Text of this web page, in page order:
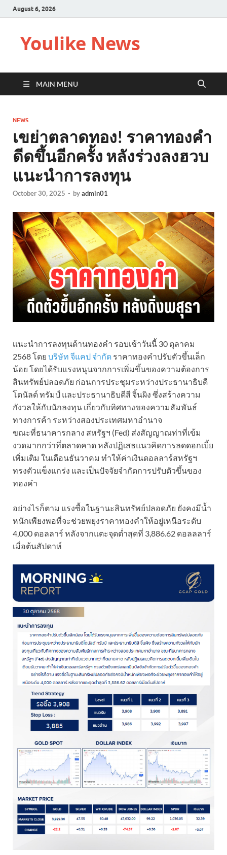
August 6, 2026
Youlike News
MAIN MENU
NEWS
เขย่าตลาดทอง! ราคาทองคำ
ดีดขึ้นอีกครั้ง หลังร่วงลงฮวบ
แนะนำการลงทุน
October 30, 2025 - byadmin01
เเนะนำการลงทุนด้านทองคำ รอบเช้าวันนี้ 30 ตุลาคม
2568 โดย บริษัท จีแคป จำกัด ราคาทองคำปรับตัวขึ้นเล็ก
น้อย โดยได้รับแรงหนุนจากการเพิ่มขึ้นของความต้องการ
สินทรัพย์ปลอดภัย ก่อนการประชุมระหว่างประธานาธิบดี
โดนัลด์ ทรัมป์ และประธานาธิบดีสี จิ้นผิง ซึ่งสร้างความ
กังวลให้กับนักลงทุน เกี่ยวกับทิศทางของความสัมพันธ์
ทางการค้า ระหว่างสองประเทศมหาอำนาจ
ขณะที่ธนาคารกลาง สหรัฐฯ (Fed) ส่งสัญญาณท่าที่เข้ม
งวดมากกว่าที่ตลาดคาด หลังปฏิเสธแนวคิดการลดดอกเบี้ย
เพิ่มเติม ในเดือนธันวาคม ทำให้ค่าเงินดอลลาร์สหรัฐฯ
ทรงตัวแข็งแกร่ง และเป็นปัจจัยจำกัดการปรับตัวขึ้นของ
ทองคำ
อย่างไรก็ตาม แรงซื้อในฐานะสินทรัพย์ปลอดภัย ยังคงมีน้ำ
หนักเพียงพอที่จะช่วยพยุงราคาทองคำให้อยู่เหนือระดับ
4,000 ดอลลาร์ หลังจากแตะจุดต่ำสุดที่ 3,886.62 ดอลลลาร์
เมื่อต้นสัปดาห์